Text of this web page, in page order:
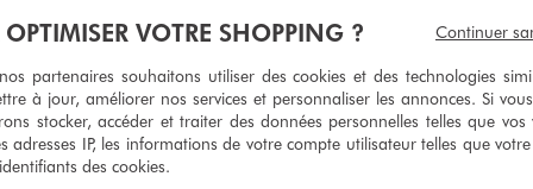
Avis du06/08/2026 , suite à une expérience du
4/5
Avis vérifié et récompensé
OPTIMISER VOTRE SHOPPING ?
partenaires souhaitons utiliser des cookies et des technologies
à jour, améliorer nos services et personnaliser les annonces. Si
stocker, accéder et traiter des données personnelles telles que vos
adresses IP, les informations de votre compte utilisateur telles que
des cookies.
Continuer